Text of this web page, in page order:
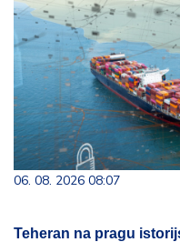
06. 08. 2026 08:07
Teheran na pragu